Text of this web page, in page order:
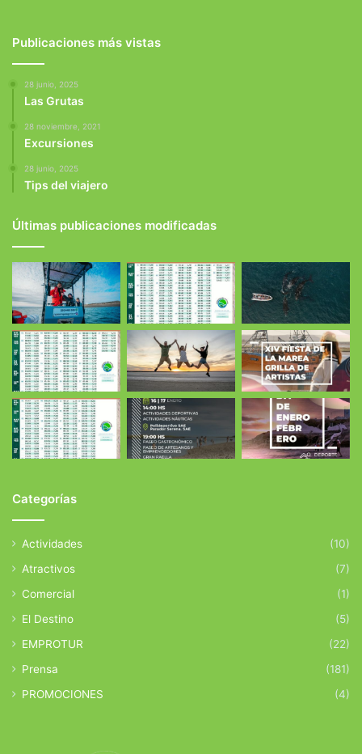
Publicaciones más vistas
28 junio, 2025
Las Grutas
28 noviembre, 2021
Excursiones
28 junio, 2025
Tips del viajero
Últimas publicaciones modificadas
Categorías
Actividades
(10)
Atractivos
(7)
Comercial
(1)
El Destino
(5)
EMPROTUR
(22)
Prensa
(181)
PROMOCIONES
(4)